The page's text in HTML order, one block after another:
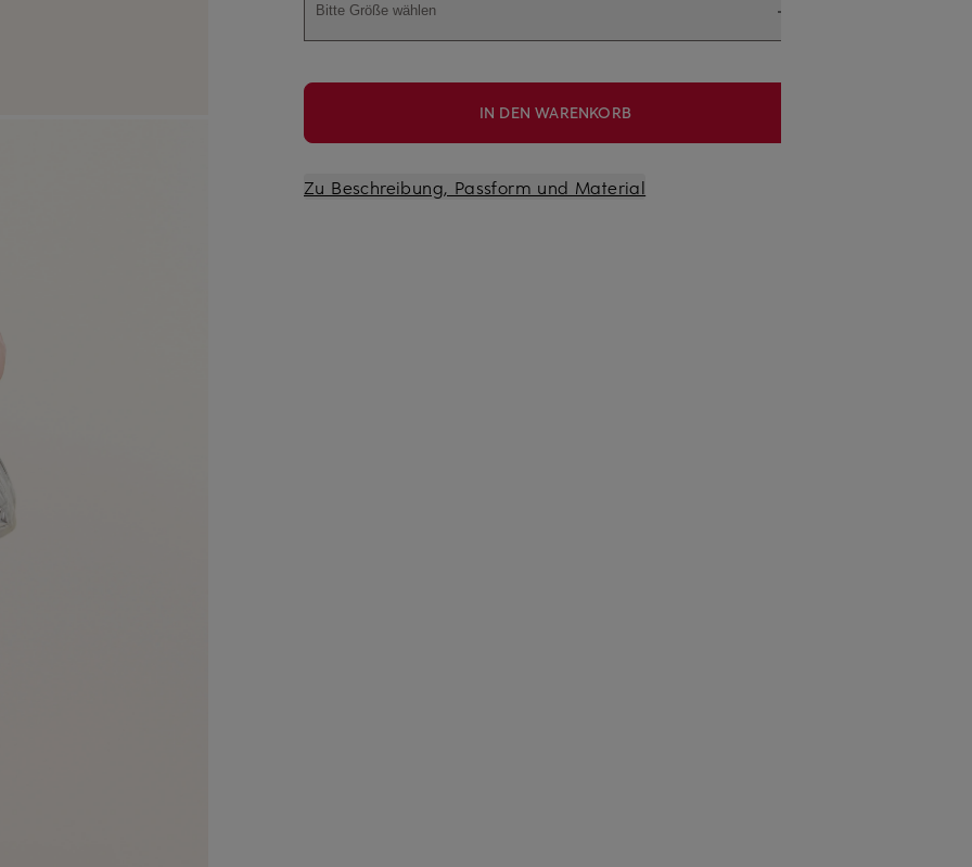
Bitte Größe wählen
IN DEN WARENKORB
Zu Beschreibung, Passform und Material